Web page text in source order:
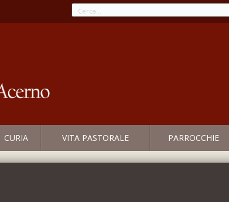
CURIA VITA PASTORALE PARROCCHIE